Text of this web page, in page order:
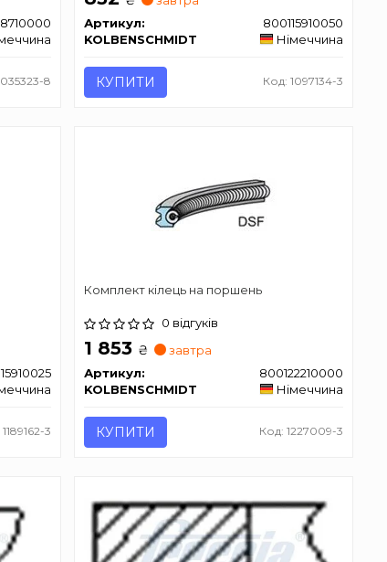
8
Артикул:
800115910050
KOLBENSCHMIDT
Німеччина
КУПИТИ Код: 1097134-3
3
Комплект кілець на поршень
0 відгуків
1 853 ₴
завтра
Артикул:
800122210000
KOLBENSCHMIDT
Німеччина
КУПИТИ Код: 1227009-3